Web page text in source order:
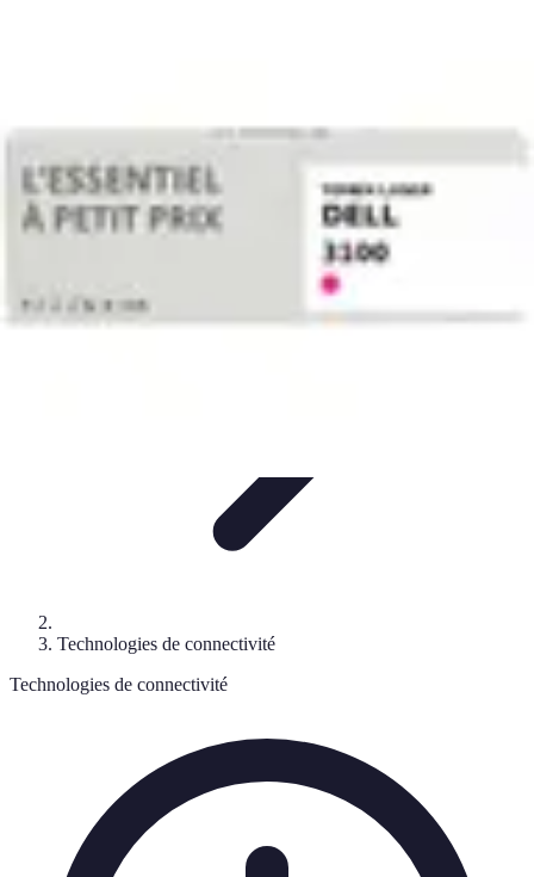
Technologies de connectivité
Technologies de connectivité